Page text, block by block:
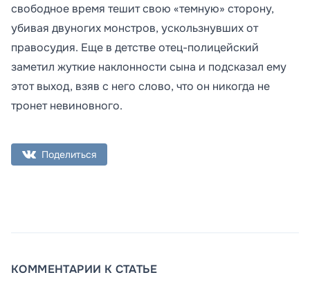
свободное время тешит свою «темную» сторону,
убивая двуногих монстров, ускользнувших от
правосудия. Еще в детстве отец-полицейский
заметил жуткие наклонности сына и подсказал ему
этот выход, взяв с него слово, что он никогда не
тронет невиновного.
Поделиться
КОММЕНТАРИИ К СТАТЬЕ